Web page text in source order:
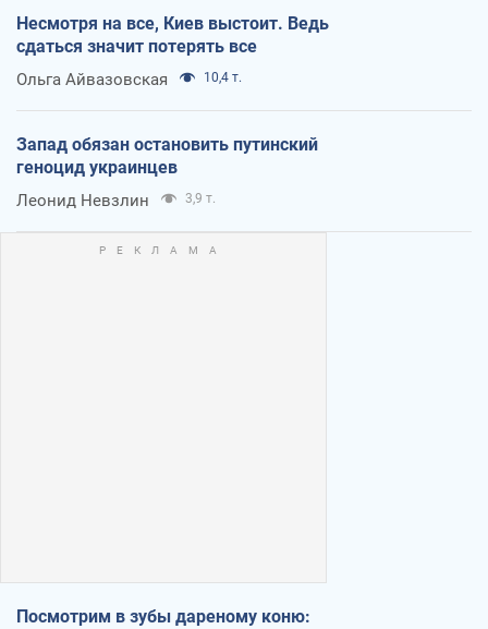
Несмотря на все, Киев выстоит. Ведь
сдаться значит потерять все
Ольга Айвазовская 10,4 т.
Запад обязан остановить путинский
геноцид украинцев
Леонид Невзлин 3,9 т.
Посмотрим в зубы дареному коню: